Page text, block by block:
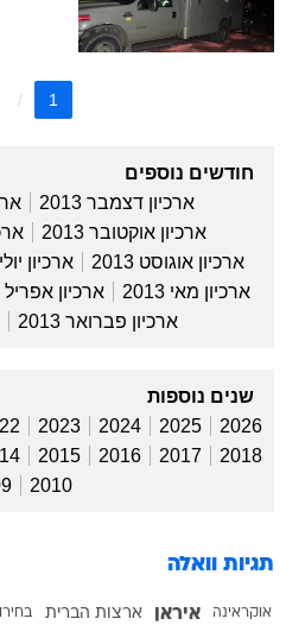
1
חודשים נוספים
ארכיון דצמבר 2013
ארכיון אוקטובר 2013
ארכיון אוגוסט 2013
ארכיון יולי 2013
ארכיון מאי 2013
ארכיון אפריל 2013
ארכיון פברואר 2013
שנים נוספות
2026
2025
2024
2023
2018
2017
2016
2015
2010
תגיות וואלה
אוקראינה איראן ארצות הברית בחירות